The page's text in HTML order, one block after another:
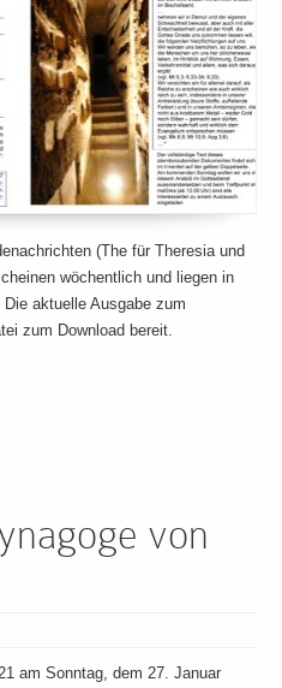
(The für Theresia und
wöchentlich und liegen in
aktuelle Ausgabe zum
zum Download bereit.
von
am Sonntag, dem 27. Januar